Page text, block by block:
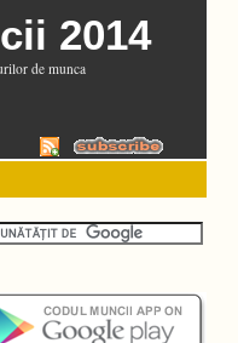
2014
de munca